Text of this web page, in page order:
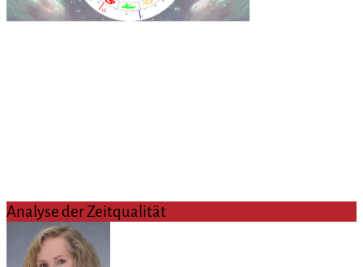
Analyse der Zeitqualität